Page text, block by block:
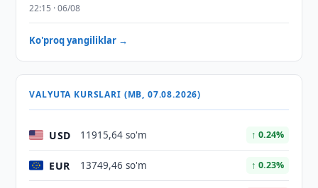
22:15 · 06/08
Ko'proq yangiliklar →
VALYUTA KURSLARI (MB, 07.08.2026)
USD 11915,64 so'm ↑ 0.24%
EUR 13749,46 so'm ↑ 0.23%